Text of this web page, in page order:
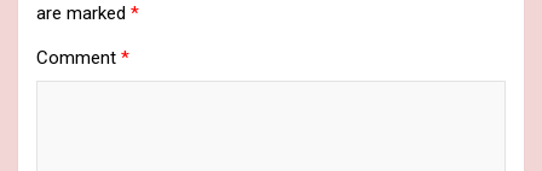
are marked *
Comment *